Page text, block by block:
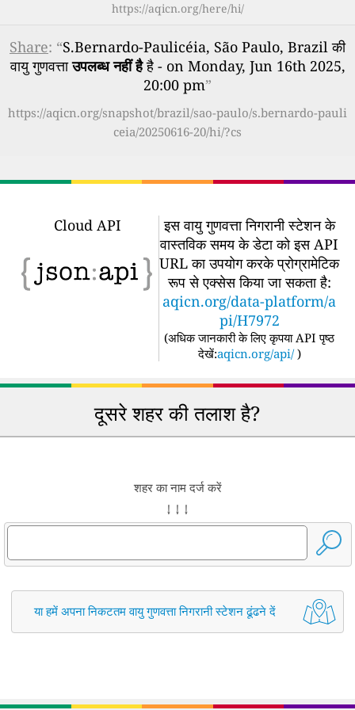
https://aqicn.org/here/hi/
Share: “S.Bernardo-Paulicéia, São Paulo, Brazil की
वायु गुणवत्ताउपलब्ध नहीं हैहै - on Monday, Jun 16th 2025,
20:00 pm”
https://aqicn.org/snapshot/brazil/sao-paulo/s.bernardo-pauli
ceia/20250616-20/hi/?cs
Cloud API
इस वायु गुणवत्ता निगरानी स्टेशन के
वास्तविक समय के डेटा को इस API
URL का उपयोग करके प्रोग्रामेटिक
रूप से एक्सेस किया जा सकता है:
aqicn.org/data-platform/a
pi/H7972
(अधिक जानकारी के लिए कृपया API पृष्ठ
देखें:aqicn.org/api/ )
दूसरे शहर की तलाश है?
शहर का नाम दर्ज करें
↓ ↓ ↓
या हमें अपना निकटतम वायु गुणवत्ता निगरानी स्टेशन ढूंढने दें